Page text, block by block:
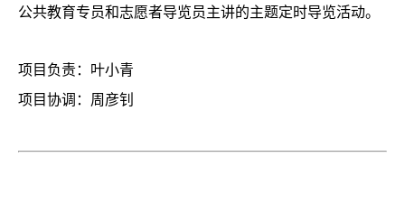
公共教育专员和志愿者导览员主讲的主题定时导览活动。
项目负责：叶小青
项目协调：周彦钊